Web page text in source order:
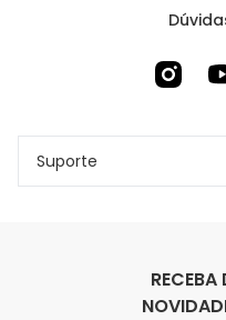
Suporte
RECEBA